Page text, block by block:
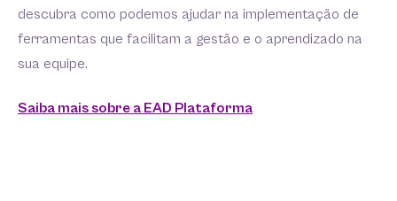
descubra como podemos ajudar na implementação de
ferramentas que facilitam a gestão e o aprendizado na
sua equipe.
Saiba mais sobre a EAD Plataforma